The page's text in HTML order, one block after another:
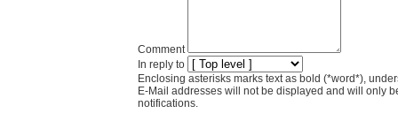
Comment
In reply to
Enclosing asterisks marks text as bold (*word*),
E-Mail addresses will not be displayed and will only
notifications.